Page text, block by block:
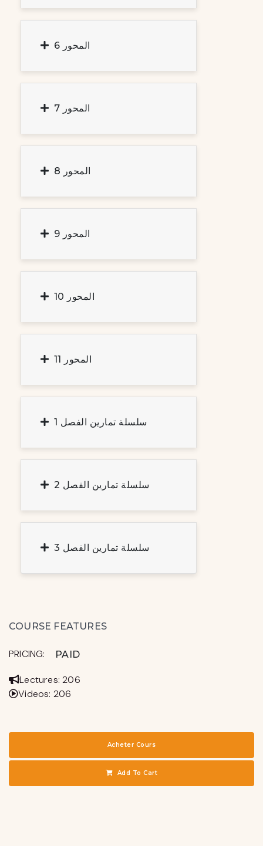
المحور 6
المحور 7
المحور 8
المحور 9
المحور 10
المحور 11
سلسلة تمارين الفصل 1
سلسلة تمارين الفصل 2
سلسلة تمارين الفصل 3
COURSE FEATURES
PRICING: PAID
Lectures: 206
Videos: 206
Acheter Cours
Add To Cart